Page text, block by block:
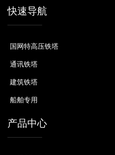
快速导航
国网特高压铁塔
通讯铁塔
建筑铁塔
船舶专用
产品中心